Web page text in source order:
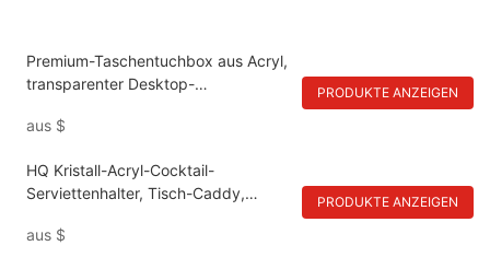
Premium-Taschentuchbox aus Acryl,
transparenter Desktop-
multifunktionaler Organizer-Halter
aus $
PRODUKTE ANZEIGEN
HQ Kristall-Acryl-Cocktail-
Serviettenhalter, Tisch-Caddy,
aus $
PRODUKTE ANZEIGEN